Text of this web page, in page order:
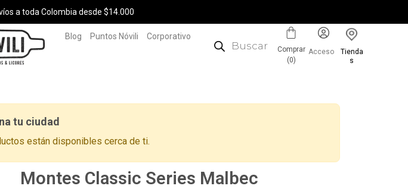
a toda Colombia desde $14.000
Blog Puntos Nóvili Corporativo
Comprar
(0)
Acceso
Tienda
s
tu ciudad
están disponibles cerca de ti.
Montes Classic Series Malbec